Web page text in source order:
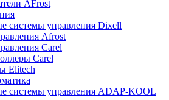
AFrost
системы управления Dixell
Afrost
Carel
Carel
Elitech
системы управления ADAP-KOOL